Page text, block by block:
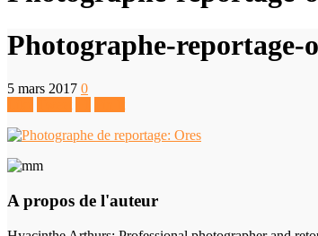
Photographe-reportage-
5 mars 2017 0
A propos de l'auteur